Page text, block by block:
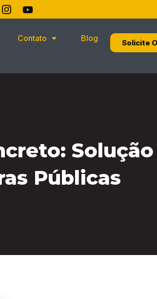
Contato Blog Solicite
Solução
Públicas